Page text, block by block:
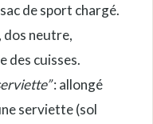
de sport chargé.
dos neutre,
des cuisses.
: allongé
serviette (sol